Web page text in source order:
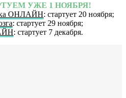
УЖЕ 1 НОЯБРЯ!
ОНЛАЙН: стартует 20 ноября;
: стартует 29 ноября;
: стартует 7 декабря.